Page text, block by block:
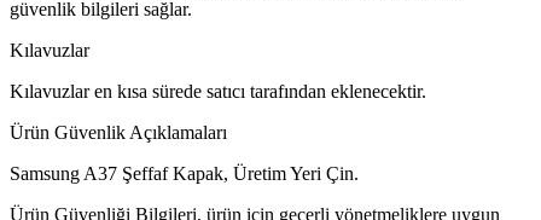
güvenlik bilgileri sağlar.
Kılavuzlar
Kılavuzlar en kısa sürede satıcı tarafından eklenecektir.
Ürün Güvenlik Açıklamaları
Samsung A37 Şeffaf Kapak, Üretim Yeri Çin.
Ürün Güvenliği Bilgileri, ürün için geçerli yönetmeliklere uygun